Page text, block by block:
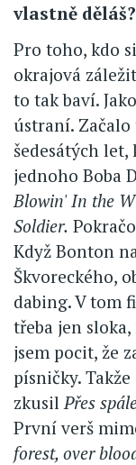
vlastně děláš?
Pro toho, kdo
okrajová
to tak baví.
ústraní.
šedesátých let,
jednoho Boba
Blowin' In the
Soldier.
Když Bonton
Škvoreckého,
dabing. V tom
třeba jen
jsem pocit, že
písničky.
zkusil Přes
První verš
forest, over